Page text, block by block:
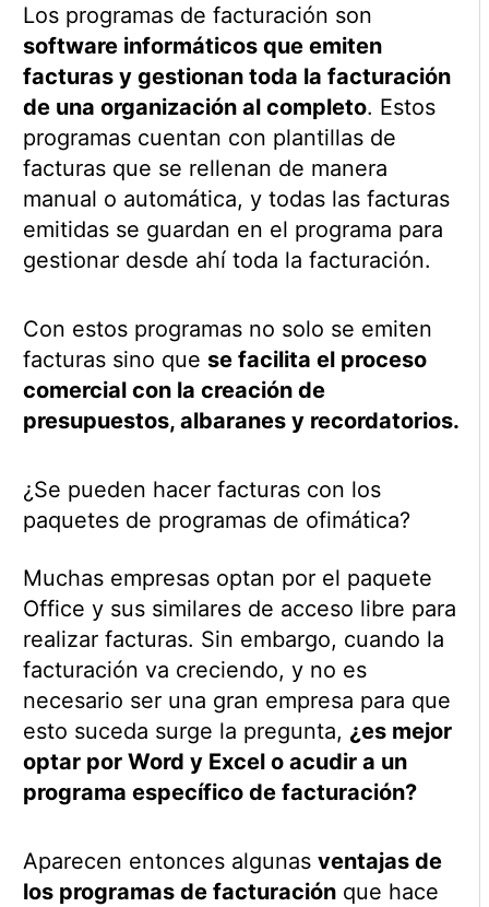
Los programas de facturación son
software informáticos que emiten
facturas y gestionan toda la facturación
de una organización al completo. Estos
programas cuentan con plantillas de
facturas que se rellenan de manera
manual o automática, y todas las facturas
emitidas se guardan en el programa para
gestionar desde ahí toda la facturación.
Con estos programas no solo se emiten
facturas sino que se facilita el proceso
comercial con la creación de
presupuestos, albaranes y recordatorios.
¿Se pueden hacer facturas con los
paquetes de programas de ofimática?
Muchas empresas optan por el paquete
Office y sus similares de acceso libre para
realizar facturas. Sin embargo, cuando la
facturación va creciendo, y no es
necesario ser una gran empresa para que
esto suceda surge la pregunta, ¿es mejor
optar por Word y Excel o acudir a un
programa específico de facturación?
Aparecen entonces algunas ventajas de
los programas de facturaciónque hace